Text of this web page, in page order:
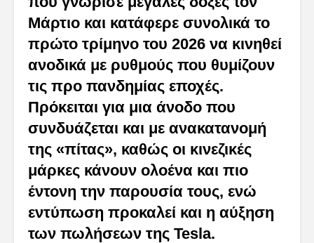
Μάρτιο και κατάφερε συνολικά το
πρώτο τρίμηνο του 2026 να κινηθεί
ανοδικά με ρυθμούς που θυμίζουν
τις προ πανδημίας εποχές.
Πρόκειται για μια άνοδο που
συνδυάζεται και με ανακατανομή
της «πίτας», καθώς οι κινεζικές
μάρκες κάνουν ολοένα και πιο
έντονη την παρουσία τους, ενώ
εντύπωση προκαλεί και η αύξηση
των πωλήσεων της Tesla.